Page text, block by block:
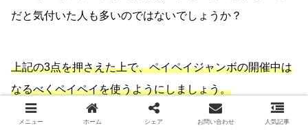
だと気付いた人も多いのではないでしょうか？
上記の3点を押さえた上で、ペイペイジャンボの開催中は
なるべくペイペイを使うようにしましょう。
メニュー ホーム シェア お問い合わせ 人気記事